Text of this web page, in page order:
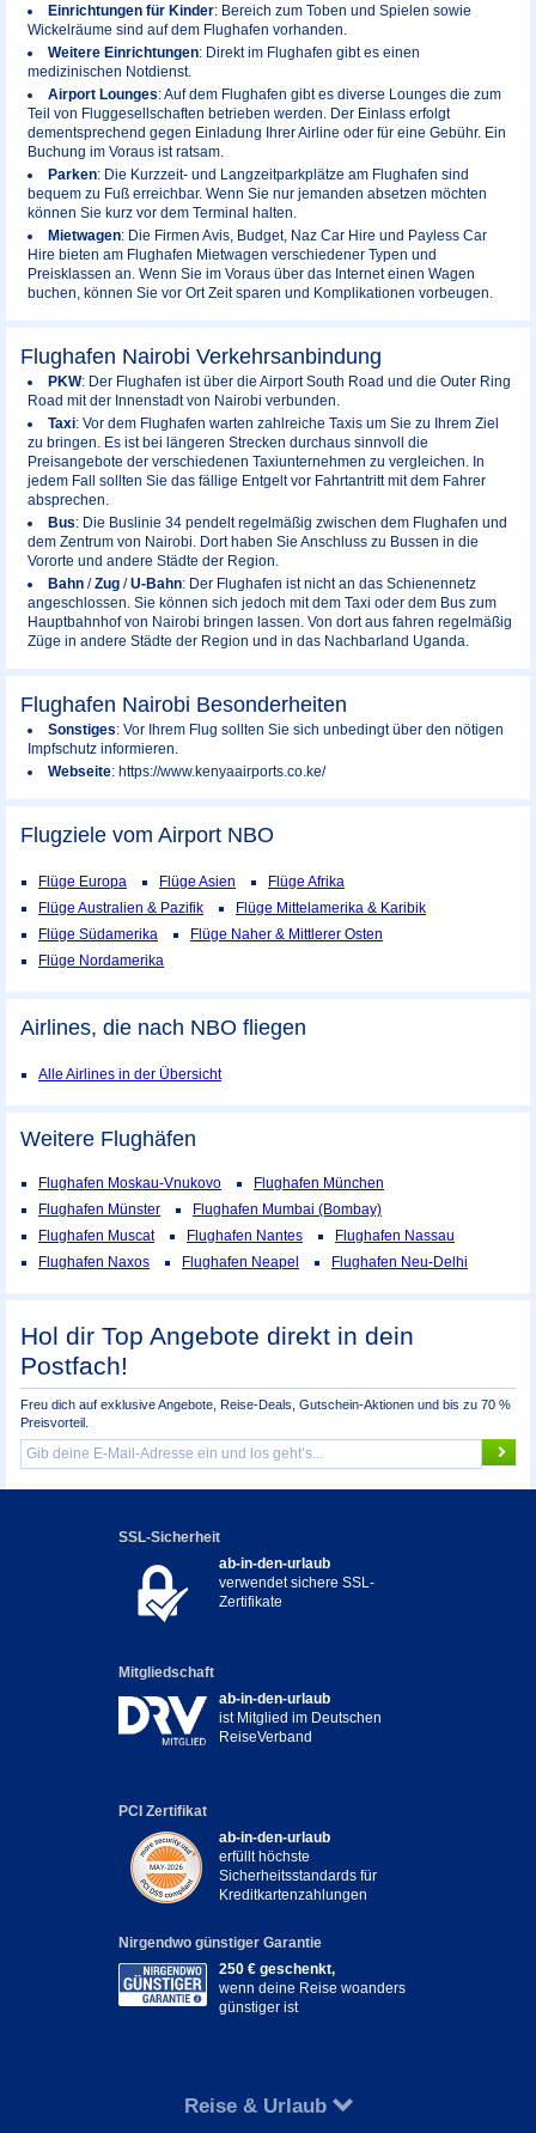
Einrichtungen für Kinder: Bereich zum Toben und Spielen sowie
Wickelräume sind auf dem Flughafen vorhanden.
Weitere Einrichtungen: Direkt im Flughafen gibt es einen
medizinischen Notdienst.
Airport Lounges: Auf dem Flughafen gibt es diverse Lounges die zum
Teil von Fluggesellschaften betrieben werden. Der Einlass erfolgt
dementsprechend gegen Einladung Ihrer Airline oder für eine Gebühr. Ein
Buchung im Voraus ist ratsam.
Parken: Die Kurzzeit- und Langzeitparkplätze am Flughafen sind
bequem zu Fuß erreichbar. Wenn Sie nur jemanden absetzen möchten
können Sie kurz vor dem Terminal halten.
Mietwagen: Die Firmen Avis, Budget, Naz Car Hire und Payless Car
Hire bieten am Flughafen Mietwagen verschiedener Typen und
Preisklassen an. Wenn Sie im Voraus über das Internet einen Wagen
buchen, können Sie vor Ort Zeit sparen und Komplikationen vorbeugen.
Flughafen Nairobi Verkehrsanbindung
PKW: Der Flughafen ist über die Airport South Road und die Outer Ring
Road mit der Innenstadt von Nairobi verbunden.
Taxi: Vor dem Flughafen warten zahlreiche Taxis um Sie zu Ihrem Ziel
zu bringen. Es ist bei längeren Strecken durchaus sinnvoll die
Preisangebote der verschiedenen Taxiunternehmen zu vergleichen. In
jedem Fall sollten Sie das fällige Entgelt vor Fahrtantritt mit dem Fahrer
absprechen.
Bus: Die Buslinie 34 pendelt regelmäßig zwischen dem Flughafen und
dem Zentrum von Nairobi. Dort haben Sie Anschluss zu Bussen in die
Vororte und andere Städte der Region.
Bahn /Zug /U-Bahn: Der Flughafen ist nicht an das Schienennetz
angeschlossen. Sie können sich jedoch mit dem Taxi oder dem Bus zum
Hauptbahnhof von Nairobi bringen lassen. Von dort aus fahren regelmäßig
Züge in andere Städte der Region und in das Nachbarland Uganda.
Flughafen Nairobi Besonderheiten
Sonstiges: Vor Ihrem Flug sollten Sie sich unbedingt über den nötigen
Impfschutz informieren.
Webseite: https://www.kenyaairports.co.ke/
Flugziele vom Airport NBO
Flüge Europa Flüge Asien
Flüge Afrika
Flüge Australien & Pazifik
Flüge Mittelamerika & Karibik
Flüge Südamerika
Flüge Naher & Mittlerer Osten
Flüge Nordamerika
Airlines, die nach NBO fliegen
Alle Airlines in der Übersicht
Weitere Flughäfen
Flughafen Moskau-Vnukovo
Flughafen München
Flughafen Münster
Flughafen Mumbai (Bombay)
Flughafen Muscat
Flughafen Nantes
Flughafen Nassau
Flughafen Naxos
Flughafen Neapel Flughafen Neu-Delhi
Hol dir Top Angebote direkt in dein
Postfach!
Freu dich auf exklusive Angebote, Reise-Deals, Gutschein-Aktionen und bis zu 70 %
Preisvorteil.
SSL-Sicherheit
ab-in-den-urlaub
verwendet sichere SSL-
Zertifikate
Mitgliedschaft
ab-in-den-urlaub
ist Mitglied im Deutschen
ReiseVerband
PCI Zertifikat
ab-in-den-urlaub
erfüllt höchste
Sicherheitsstandards für
Kreditkartenzahlungen
Nirgendwo günstiger Garantie
250 € geschenkt,
wenn deine Reise woanders
günstiger ist
Reise & Urlaub